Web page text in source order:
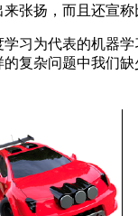
张扬，而且还宣
为代表的机器学
复杂问题中我们缺